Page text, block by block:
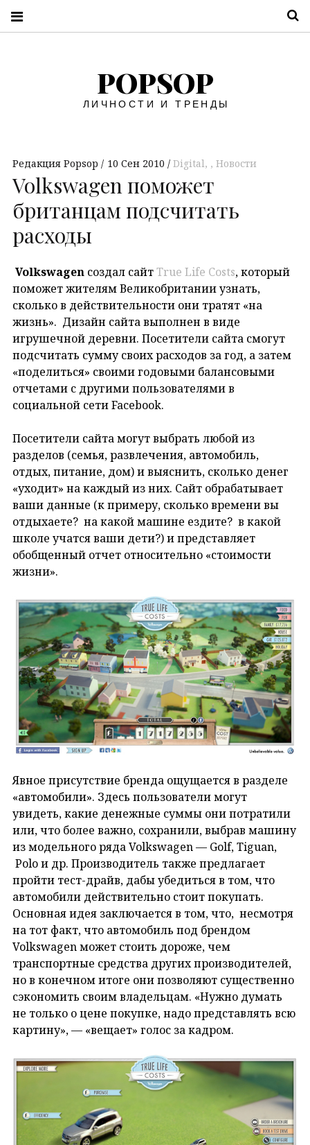
POPSOP
ЛИЧНОСТИ И ТРЕНДЫ
Редакция Popsop 10 Сен 2010 Digital, Новости
Volkswagen поможет
британцам подсчитать
расходы
Volkswagen создал сайтTrue Life Costs, который
поможет жителям Великобритании узнать,
сколько в действительности они тратят «на
жизнь». Дизайн сайта выполнен в виде
игрушечной деревни. Посетители сайта смогут
подсчитать сумму своих расходов за год, а затем
«поделиться» своими годовыми балансовыми
отчетами с другими пользователями в
социальной сети Facebook.
Посетители сайта могут выбрать любой из
разделов (семья, развлечения, автомобиль,
отдых, питание, дом) и выяснить, сколько денег
«уходит» на каждый из них. Сайт обрабатывает
ваши данные (к примеру, сколько времени вы
отдыхаете? на какой машине ездите? в какой
школе учатся ваши дети?) и представляет
обобщенный отчет относительно «стоимости
жизни».
Явное присутствие бренда ощущается в разделе
«автомобили». Здесь пользователи могут
увидеть, какие денежные суммы они потратили
или, что более важно, сохранили, выбрав машину
из модельного ряда Volkswagen — Golf, Tiguan,
Polo и др. Производитель также предлагает
пройти тест-драйв, дабы убедиться в том, что
автомобили действительно стоит покупать.
Основная идея заключается в том, что, несмотря
на тот факт, что автомобиль под брендом
Volkswagen может стоить дороже, чем
транспортные средства других производителей,
но в конечном итоге они позволяют существенно
сэкономить своим владельцам. «Нужно думать
не только о цене покупке, надо представлять всю
картину», — «вещает» голос за кадром.